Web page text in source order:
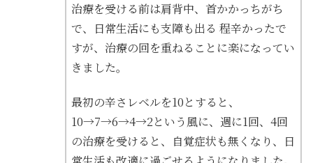
治療を受ける前は肩背中、首かかっちがち
で、日常生活にも支障も出る 程辛かったで
すが、治療の回を重ねることに楽になってい
きました。
最初の辛さレベルを10とすると、
10→7→6→4→2という風に、週に1回、4回
の治療を受けると、自覚症状も無くなり、日